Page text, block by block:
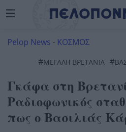
Pelop News - ΚΟΣΜΟΣ
#ΜΕΓΑΛΗ ΒΡΕΤΑΝΙΑ #
Γκάφα στη
Ραδιοφωνικός
πως ο Βασιλιάς